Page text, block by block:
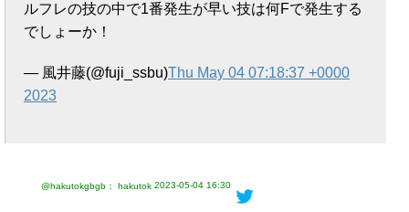
ルフレの技の中で1番発生が早い技は何Fで発生する
でしょーか！
— 風井藤(@fuji_ssbu)Thu May 04 07:18:37 +0000
2023
@hakutokgbgb： hakutok 2023-05-04 16:30